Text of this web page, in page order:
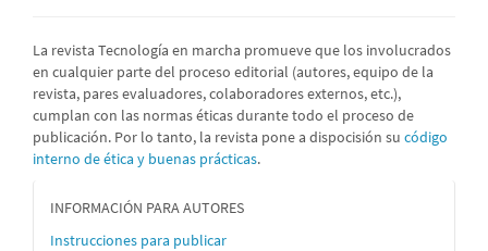
La revista Tecnología en marcha promueve que los involucrados
en cualquier parte del proceso editorial (autores, equipo de la
revista, pares evaluadores, colaboradores externos, etc.),
cumplan con las normas éticas durante todo el proceso de
publicación. Por lo tanto, la revista pone a dispocisión su código
interno de ética y buenas prácticas.
informacion
INFORMACIÓN PARA AUTORES
Instrucciones para publicar